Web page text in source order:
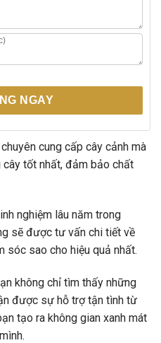
NGAY
cung cấp cây cảnh mà
tốt nhất, đảm bảo chất
nghiệm lâu năm trong
sẽ được tư vấn chi tiết về
sóc sao cho hiệu quả nhất.
không chỉ tìm thấy những
được sự hỗ trợ tận tình từ
tạo ra không gian xanh mát